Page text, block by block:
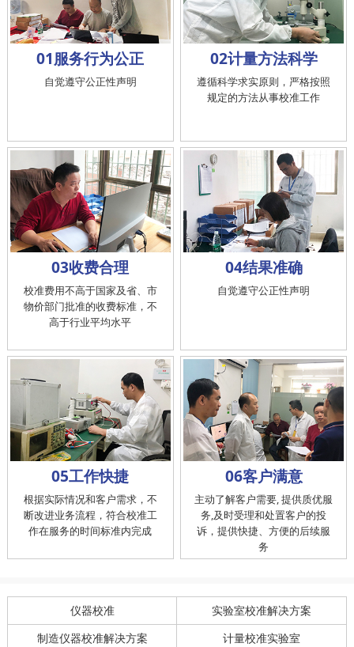
01服务行为公正
自觉遵守公正性声明
02计量方法科学
遵循科学求实原则，严格按照
规定的方法从事校准工作
03收费合理
校准费用不高于国家及省、市
物价部门批准的收费标准，不
高于行业平均水平
04结果准确
自觉遵守公正性声明
05工作快捷
根据实际情况和客户需求，不
断改进业务流程，符合校准工
作在服务的时间标准内完成
06客户满意
主动了解客户需要, 提供质优服
务,及时受理和处置客户的投
诉，提供快捷、方便的后续服
务
仪器校准 实验室校准解决方案
制造仪器校准解决方案 计量校准实验室